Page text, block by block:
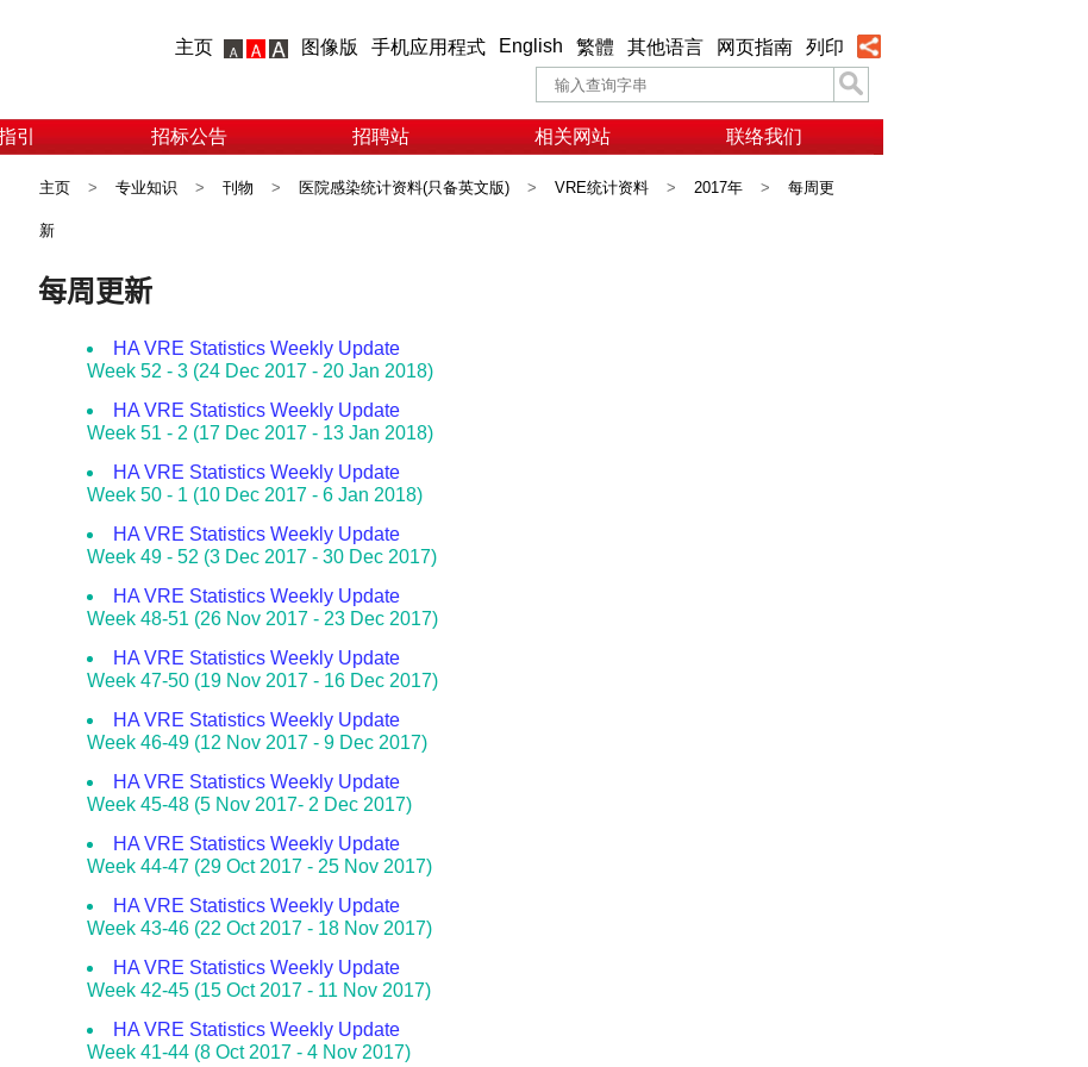
主页 图像版 手机应用程式 English 繁體 其他语言 网页指南 列印
引 招标公告 招聘站 相关网站 联络我们
主页 > 专业知识 > 刊物 > 医院感染统计资料(只备英文版) > VRE统计资料 > 2017年 > 每周更
新